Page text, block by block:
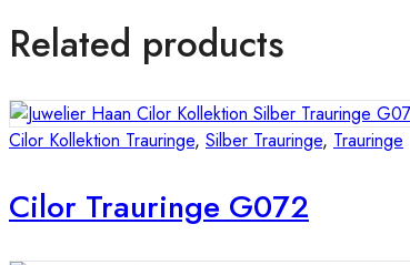
Related products
Cilor Kollektion Trauringe, Silber Trauringe, Trauringe
Cilor Trauringe G072